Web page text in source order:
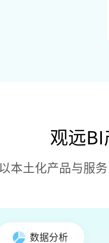
观远BI
本土化产品与服
数据分析